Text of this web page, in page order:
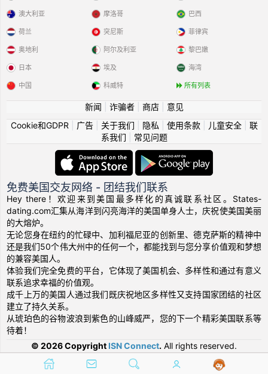
澳大利亚
荷兰
奥地利
日本
中国
摩洛哥
突尼斯
阿尔及利亚
埃及
科威特
巴西
菲律宾
黎巴嫩
海湾
所有列表
新闻 诈骗者| 商店| 意见
Cookie和GDPR
广告| 关于我们 隐私 使用条款| 儿童安全| 联
系我们
常见问题
免费美国交友网络 - 团结我们联系
Hey there！欢迎来到美国最多样化的真诚联系社区。States-
dating.com汇集从海洋到闪亮海洋的美国单身人士，庆祝使美国美丽
的大熔炉。
无论您身在纽约的忙碌中、加利福尼亚的创新里、德克萨斯的精神中
还是我们50个伟大州中的任何一个，都能找到与您分享价值观和梦想
的兼容美国人。
体验我们完全免费的平台，它体现了美国机会、多样性和通过有意义
联系追求幸福的价值观。
成千上万的美国人通过我们既庆祝地区多样性又支持国家团结的社区
建立了持久关系。
从琥珀色的谷物波浪到紫色的山峰威严，您的下一个精彩美国联系等
待着！
© 2026 Copyright ISN Connect. All rights reserved.